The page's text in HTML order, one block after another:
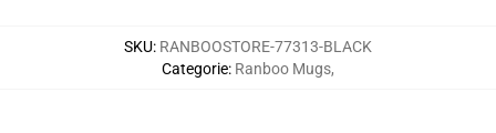
SKU: RANBOOSTORE-77313-BLACK
Categorie: Ranboo Mugs,